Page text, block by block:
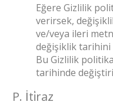
Eğere Gizlilik
verirsek,
ve/veya ileri
değişiklik tarihini
Bu Gizlilik
tarihinde
P. İti̇raz